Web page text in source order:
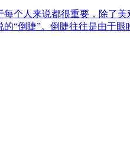
个人来说都很重要，除了
“倒睫”。倒睫往往是由于眼